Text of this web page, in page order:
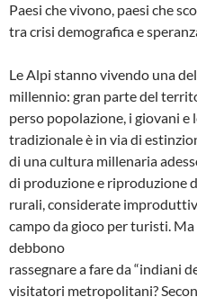
Paesi che vivono, paesi che
tra crisi demografica e
Le Alpi stanno vivendo una
millennio: gran parte del
perso popolazione, i giovani e
tradizionale è in via di
di una cultura millenaria
di produzione e riproduzione
rurali, considerate
campo da gioco per turisti.
debbono
rassegnare a fare da “indiani
visitatori metropolitani?